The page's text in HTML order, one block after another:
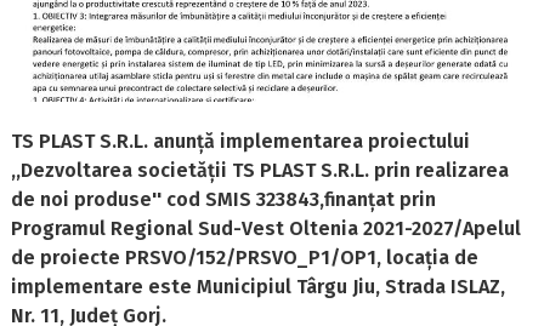
TS PLAST S.R.L. anunță implementarea proiectului
,,Dezvoltarea societății TS PLAST S.R.L. prin realizarea
de noi produse'' cod SMIS 323843,finanțat prin
Programul Regional Sud-Vest Oltenia 2021-2027/Apelul
de proiecte PRSVO/152/PRSVO_P1/OP1, locația de
implementare este Municipiul Târgu Jiu, Strada ISLAZ,
Nr. 11, Județ Gorj.